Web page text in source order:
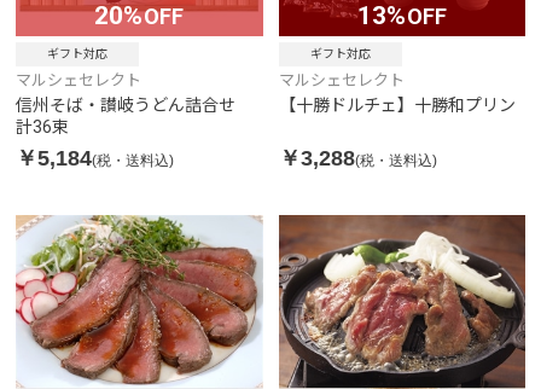
20%OFF
ギフト対応
マルシェセレクト
信州そば・讃岐うどん詰合せ
計36束
￥5,184(税・送料込)
13%OFF
ギフト対応
マルシェセレクト
【十勝ドルチェ】十勝和プリン
￥3,288(税・送料込)